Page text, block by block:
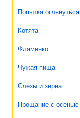
Попытка оглянуться
Котята
Фламенко
Чужая пища
Слёзы и зёрна
Прощание с осенью